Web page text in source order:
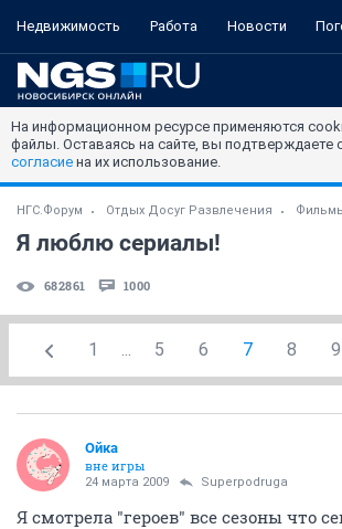
Недвижимость Работа Новости
На информационном ресурсе применяются
файлы. Оставаясь на сайте, вы подтверждаете
согласие на их использование.
НГС.Форум Отдых Досуг Развлечения
Я люблю сериалы!
682861 1000
1 ... 5 6 7 8 9
Ойка
вне игры
24 марта 2009 Superpodruga
Я смотрела "героев" все сезоны что